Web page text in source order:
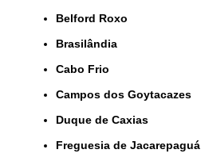
Belford Roxo
Brasilândia
Cabo Frio
Campos dos Goytacazes
Duque de Caxias
Freguesia de Jacarepaguá